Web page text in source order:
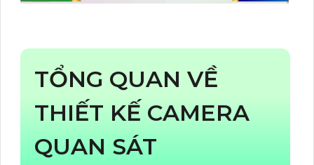
TỔNG QUAN VỀ
THIẾT KẾ CAMERA
QUAN SÁT